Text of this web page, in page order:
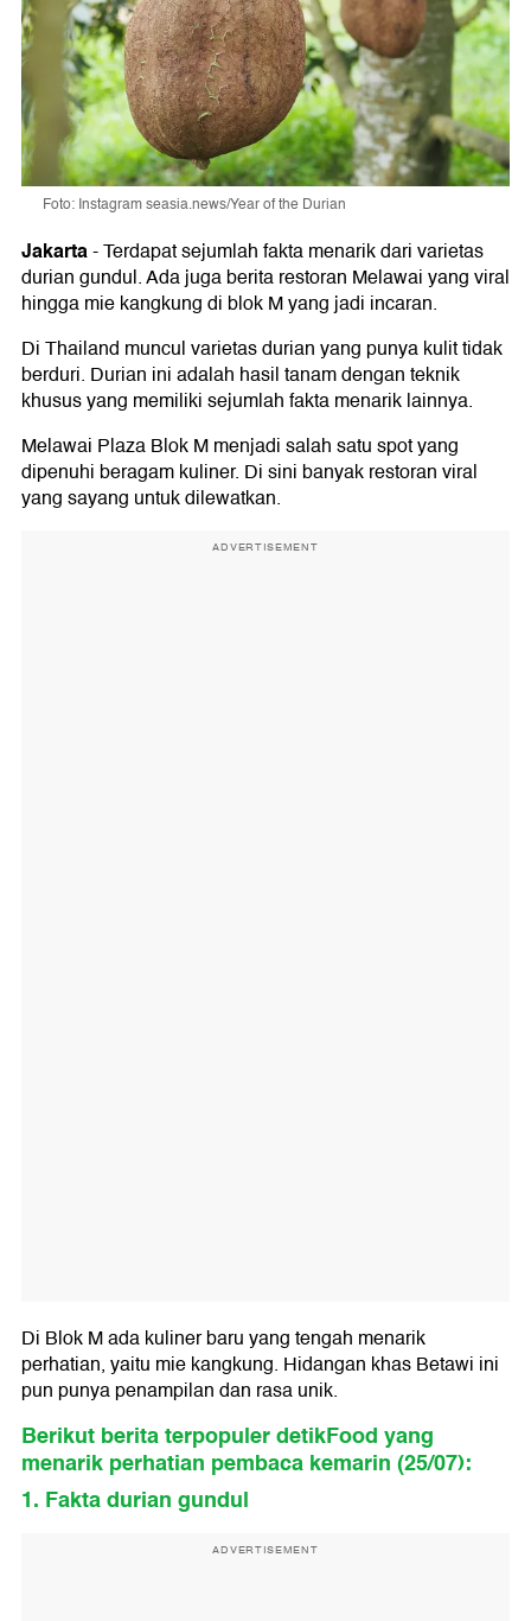
Foto: Instagram seasia.news/Year of the Durian
Jakarta-Terdapat sejumlah fakta menarik dari varietas
durian gundul. Ada juga berita restoran Melawai yang viral
hingga mie kangkung di blok M yang jadi incaran.
Di Thailand muncul varietas durian yang punya kulit tidak
berduri. Durian ini adalah hasil tanam dengan teknik
khusus yang memiliki sejumlah fakta menarik lainnya.
Melawai Plaza Blok M menjadi salah satu spot yang
dipenuhi beragam kuliner. Di sini banyak restoran viral
yang sayang untuk dilewatkan.
ADVERTISEMENT
Di Blok M ada kuliner baru yang tengah menarik
perhatian, yaitu mie kangkung. Hidangan khas Betawi ini
pun punya penampilan dan rasa unik.
Berikut berita terpopuler detikFood yang
menarik perhatian pembaca kemarin (25/07):
1. Fakta durian gundul
ADVERTISEMENT